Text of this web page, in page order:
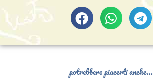
potrebbero piacerti anche...